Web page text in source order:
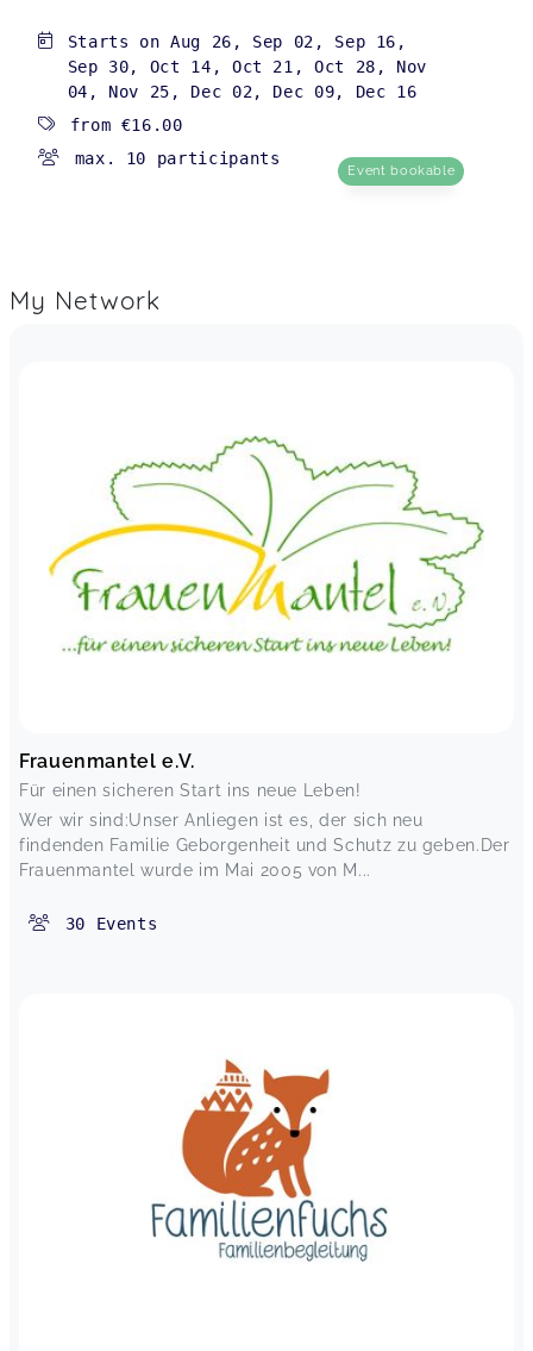
Starts onAug 26 , Sep 02 , Sep 16 ,
Sep 30, Oct 14 , Oct 21 ,Oct 28 , Nov
04 , Nov 25 , Dec 02, Dec 09, Dec 16
from €16.00
max. 10 participants
Event bookable
My Network
Frauenmantel e.V.
Für einen sicheren Start ins neue Leben!
Wer wir sind:Unser Anliegen ist es, der sich neu
findenden Familie Geborgenheit und Schutz zu geben.Der
Frauenmantel wurde im Mai 2005 von M...
30 Events